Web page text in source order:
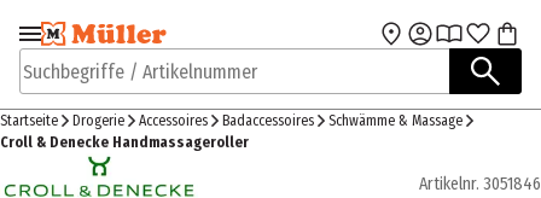
Zur Navigation
springen
Zum Hauptinhalt
Suchbegriffe / Artikelnummer
Startseite Drogerie Accessoires Badaccessoires
Schwämme & Massage
Croll & Denecke Handmassageroller
Artikelnr. 3051846